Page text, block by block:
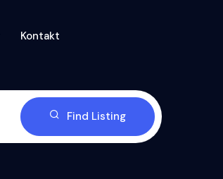
Kontakt
Find Listing